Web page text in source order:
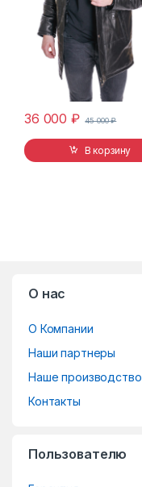
36 000₽ 45 000₽
В корзину
О нас
О Компании
Наши партнеры
Наше производство
Контакты
Пользователю